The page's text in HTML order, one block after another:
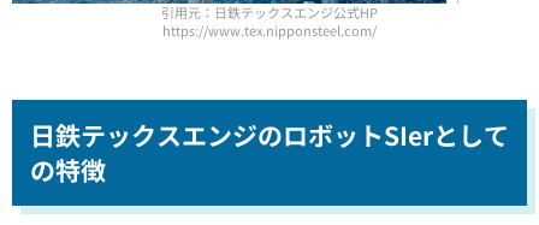
引用元：日鉄テックスエンジ公式HP
https://www.tex.nipponsteel.com/
日鉄テックスエンジのロボットSIerとして
の特徴